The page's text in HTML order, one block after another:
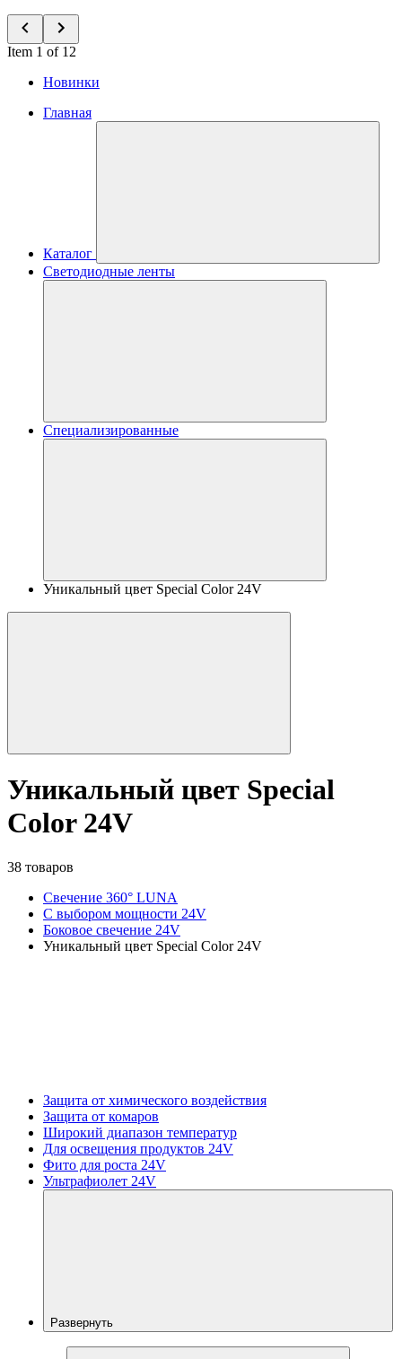
Item 1 of 12
Новинки
Главная
Каталог
Светодиодные ленты
Специализированные
Уникальный цвет Special Color 24V
Уникальный цвет Special
Color 24V
38 товаров
Свечение 360° LUNA
С выбором мощности 24V
Боковое свечение 24V
Уникальный цвет Special Color 24V
Защита от химического воздействия
Защита от комаров
Широкий диапазон температур
Для освещения продуктов 24V
Фито для роста 24V
Ультрафиолет 24V
Развернуть